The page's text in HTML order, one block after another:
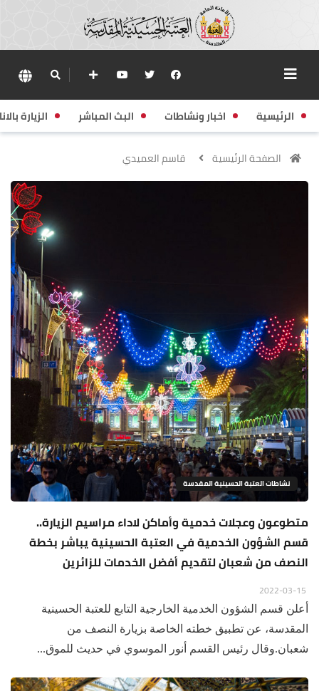
الرئيسية اخبار ونشاطات البث المباشر الزيارة
الصفحة الرئيسية قاسم العميدي
نشاطات العتبة الحسينية المقدسة
متطوعون وعجلات خدمية وأماكن لاداء مراسيم الزيارة..
قسم الشؤون الخدمية في العتبة الحسينية يباشر بخطة
النصف من شعبان لتقديم أفضل الخدمات للزائرين
أعلن قسم الشؤون الخدمية الخارجية التابع للعتبة الحسينية
المقدسة، عن تطبيق خطته الخاصة بزيارة النصف من
شعبان.وقال رئيس القسم أنور الموسوي في حديث للموق...